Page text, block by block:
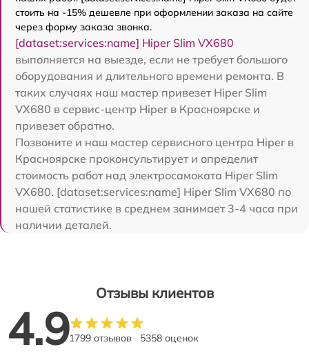
стоить на -15% дешевле при оформлении заказа на сайте
через форму заказа звонка.
[dataset:services:name] Hiper Slim VX680
выполняется на выезде, если не требует большого
оборудования и длительного времени ремонта. В
таких случаях наш мастер привезет Hiper Slim
VX680 в сервис-центр Hiper в Красноярске и
привезет обратно.
Позвоните и наш мастер сервисного центра Hiper в
Красноярске проконсультирует и определит
стоимость работ над электросамоката Hiper Slim
VX680. [dataset:services:name] Hiper Slim VX680 по
нашей статистике в среднем занимает 3-4 часа при
наличии деталей.
Отзывы клиентов
4.91799 отзывов 5358 оценок